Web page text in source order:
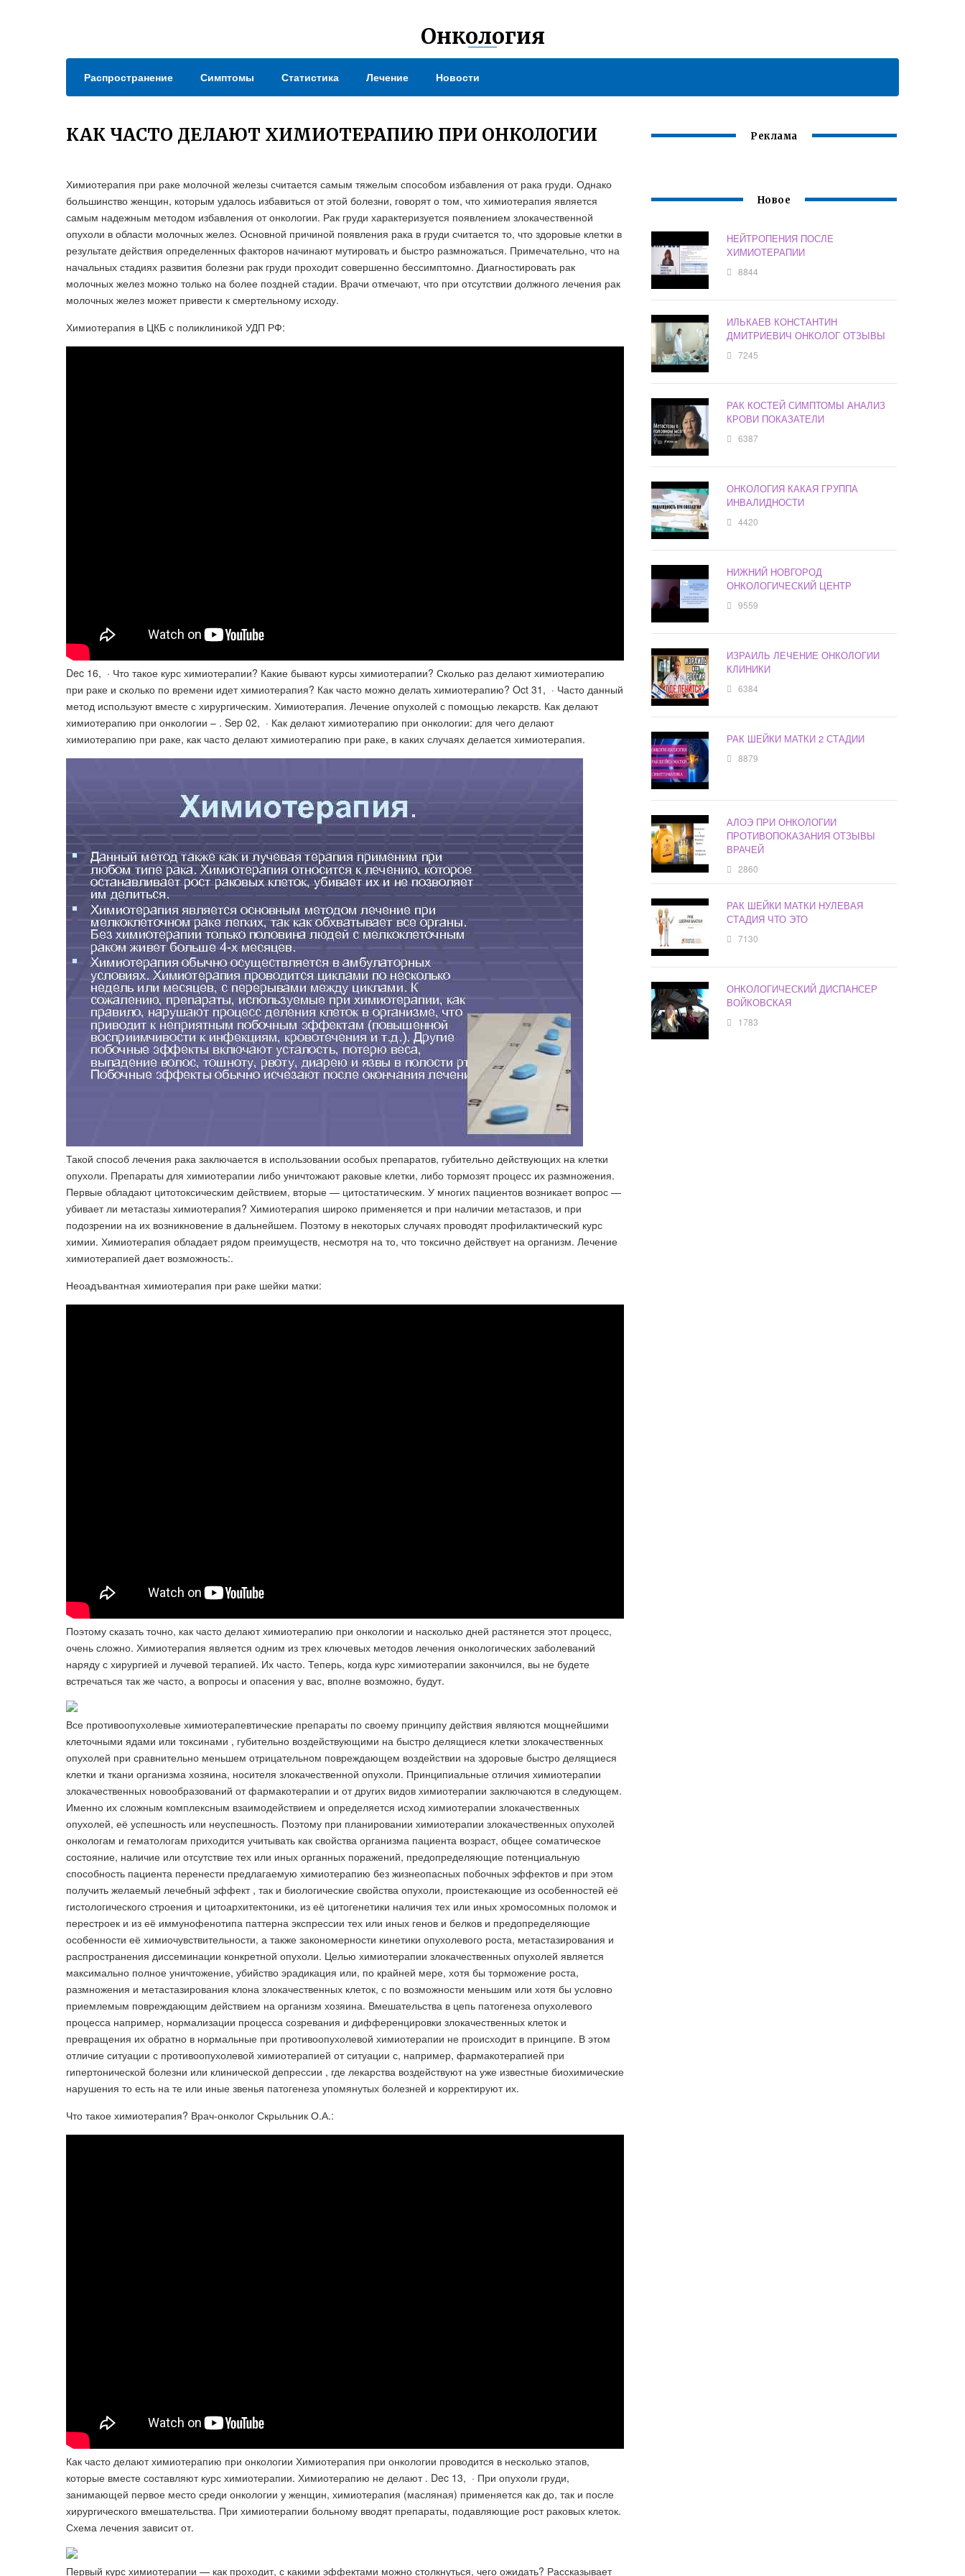
Онкология
Распространение Симптомы Статистика Лечение Новости
КАК ЧАСТО ДЕЛАЮТ ХИМИОТЕРАПИЮ ПРИ ОНКОЛОГИИ
Химиотерапия при раке молочной железы считается самым тяжелым способом избавления от рака груди. Однако
большинство женщин, которым удалось избавиться от этой болезни, говорят о том, что химиотерапия является
самым надежным методом избавления от онкологии. Рак груди характеризуется появлением злокачественной
опухоли в области молочных желез. Основной причиной появления рака в груди считается то, что здоровые клетки в
результате действия определенных факторов начинают мутировать и быстро размножаться. Примечательно, что на
начальных стадиях развития болезни рак груди проходит совершенно бессимптомно. Диагностировать рак
молочных желез можно только на более поздней стадии. Врачи отмечают, что при отсутствии должного лечения рак
молочных желез может привести к смертельному исходу.
Химиотерапия в ЦКБ с поликлиникой УДП РФ:
Dec 16, · Что такое курс химиотерапии? Какие бывают курсы химиотерапии? Сколько раз делают химиотерапию
при раке и сколько по времени идет химиотерапия? Как часто можно делать химиотерапию? Oct 31, · Часто данный
метод используют вместе с хирургическим. Химиотерапия. Лечение опухолей с помощью лекарств. Как делают
химиотерапию при онкологии – . Sep 02, · Как делают химиотерапию при онкологии: для чего делают
химиотерапию при раке, как часто делают химиотерапию при раке, в каких случаях делается химиотерапия.
Такой способ лечения рака заключается в использовании особых препаратов, губительно действующих на клетки
опухоли. Препараты для химиотерапии либо уничтожают раковые клетки, либо тормозят процесс их размножения.
Первые обладают цитотоксическим действием, вторые — цитостатическим. У многих пациентов возникает вопрос —
убивает ли метастазы химиотерапия? Химиотерапия широко применяется и при наличии метастазов, и при
подозрении на их возникновение в дальнейшем. Поэтому в некоторых случаях проводят профилактический курс
химии. Химиотерапия обладает рядом преимуществ, несмотря на то, что токсично действует на организм. Лечение
химиотерапией дает возможность:.
Неоадъвантная химиотерапия при раке шейки матки:
Поэтому сказать точно, как часто делают химиотерапию при онкологии и насколько дней растянется этот процесс,
очень сложно. Химиотерапия является одним из трех ключевых методов лечения онкологических заболеваний
наряду с хирургией и лучевой терапией. Их часто. Теперь, когда курс химиотерапии закончился, вы не будете
встречаться так же часто, а вопросы и опасения у вас, вполне возможно, будут.
Все противоопухолевые химиотерапевтические препараты по своему принципу действия являются мощнейшими
клеточными ядами или токсинами , губительно воздействующими на быстро делящиеся клетки злокачественных
опухолей при сравнительно меньшем отрицательном повреждающем воздействии на здоровые быстро делящиеся
клетки и ткани организма хозяина, носителя злокачественной опухоли. Принципиальные отличия химиотерапии
злокачественных новообразований от фармакотерапии и от других видов химиотерапии заключаются в следующем.
Именно их сложным комплексным взаимодействием и определяется исход химиотерапии злокачественных
опухолей, её успешность или неуспешность. Поэтому при планировании химиотерапии злокачественных опухолей
онкологам и гематологам приходится учитывать как свойства организма пациента возраст, общее соматическое
состояние, наличие или отсутствие тех или иных органных поражений, предопределяющие потенциальную
способность пациента перенести предлагаемую химиотерапию без жизнеопасных побочных эффектов и при этом
получить желаемый лечебный эффект , так и биологические свойства опухоли, проистекающие из особенностей её
гистологического строения и цитоархитектоники, из её цитогенетики наличия тех или иных хромосомных поломок и
перестроек и из её иммунофенотипа паттерна экспрессии тех или иных генов и белков и предопределяющие
особенности её химиочувствительности, а также закономерности кинетики опухолевого роста, метастазирования и
распространения диссеминации конкретной опухоли. Целью химиотерапии злокачественных опухолей является
максимально полное уничтожение, убийство эрадикация или, по крайней мере, хотя бы торможение роста,
размножения и метастазирования клона злокачественных клеток, с по возможности меньшим или хотя бы условно
приемлемым повреждающим действием на организм хозяина. Вмешательства в цепь патогенеза опухолевого
процесса например, нормализации процесса созревания и дифференцировки злокачественных клеток и
превращения их обратно в нормальные при противоопухолевой химиотерапии не происходит в принципе. В этом
отличие ситуации с противоопухолевой химиотерапией от ситуации с, например, фармакотерапией при
гипертонической болезни или клинической депрессии , где лекарства воздействуют на уже известные биохимические
нарушения то есть на те или иные звенья патогенеза упомянутых болезней и корректируют их.
Что такое химиотерапия? Врач-онколог Скрыльник О.А.:
Как часто делают химиотерапию при онкологии Химиотерапия при онкологии проводится в несколько этапов,
которые вместе составляют курс химиотерапии. Химиотерапию не делают . Dec 13, · При опухоли груди,
занимающей первое место среди онкологии у женщин, химиотерапия (масляная) применяется как до, так и после
хирургического вмешательства. При химиотерапии больному вводят препараты, подавляющие рост раковых клеток.
Схема лечения зависит от.
Первый курс химиотерапии — как проходит, с какими эффектами можно столкнуться, чего ожидать? Рассказывает
Реклама
Новое
НЕЙТРОПЕНИЯ ПОСЛЕ
ХИМИОТЕРАПИИ
8844
ИЛЬКАЕВ КОНСТАНТИН
ДМИТРИЕВИЧ ОНКОЛОГ ОТЗЫВЫ
7245
РАК КОСТЕЙ СИМПТОМЫ АНАЛИЗ
КРОВИ ПОКАЗАТЕЛИ
6387
ОНКОЛОГИЯ КАКАЯ ГРУППА
ИНВАЛИДНОСТИ
4420
НИЖНИЙ НОВГОРОД
ОНКОЛОГИЧЕСКИЙ ЦЕНТР
9559
ИЗРАИЛЬ ЛЕЧЕНИЕ ОНКОЛОГИИ
КЛИНИКИ
6384
РАК ШЕЙКИ МАТКИ 2 СТАДИИ
8879
АЛОЭ ПРИ ОНКОЛОГИИ
ПРОТИВОПОКАЗАНИЯ ОТЗЫВЫ
ВРАЧЕЙ
2860
РАК ШЕЙКИ МАТКИ НУЛЕВАЯ
СТАДИЯ ЧТО ЭТО
7130
ОНКОЛОГИЧЕСКИЙ ДИСПАНСЕР
ВОЙКОВСКАЯ
1783